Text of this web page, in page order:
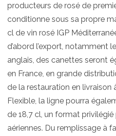
producteurs de rosé de
conditionne sous sa propre
cl de vin rosé IGP
d’abord l’export, notamment
anglais, des canettes seront
en France, en grande
de la restauration en livraison
Flexible, la ligne pourra
de 18,7 cl, un format
aériennes. Du remplissage à